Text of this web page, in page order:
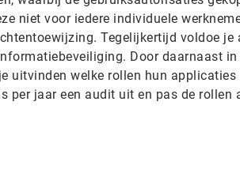
niet voor iedere individuele
Tegelijkertijd voldoe je
Door daarnaast in
uitvinden welke rollen hun applicaties
per jaar een audit uit en pas de rollen